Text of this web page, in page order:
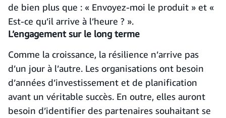
de bien plus que : « Envoyez-moi le produit » et «
Est-ce qu’il arrive à l’heure ? ».
L’engagement sur le long terme
Comme la croissance, la résilience n’arrive pas
d’un jour à l’autre. Les organisations ont besoin
d’années d’investissement et de planification
avant un véritable succès. En outre, elles auront
besoin d’identifier des partenaires souhaitant se